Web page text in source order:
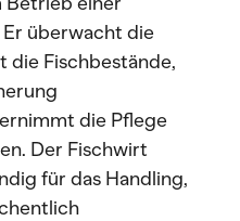
überwacht die
die Fischbestände,
die Pflege
Der Fischwirt
für das Handling,